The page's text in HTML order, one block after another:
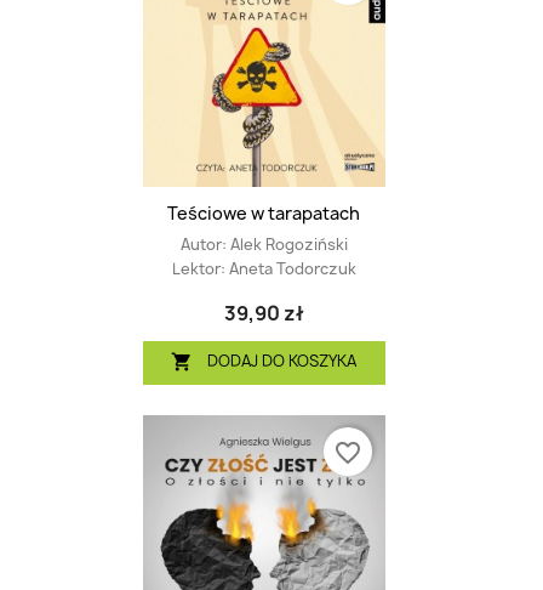
Teściowe w tarapatach
Autor: Alek Rogoziński
Lektor: Aneta Todorczuk
39,90 zł
 DODAJ DO KOSZYKA
favorite_border